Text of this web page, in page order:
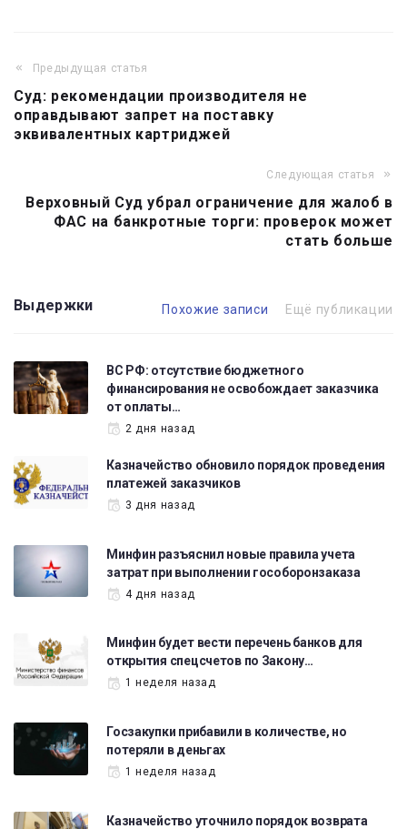
Навигация
по
записям
Предыдущая статья
Суд: рекомендации производителя не
оправдывают запрет на поставку
эквивалентных картриджей
Следующая статья
Верховный Суд убрал ограничение для жалоб в
ФАС на банкротные торги: проверок может
стать больше
Выдержки Похожие записи Ещё публикации
ВС РФ: отсутствие бюджетного
финансирования не освобождает заказчика
от оплаты…
2 дня назад
Казначейство обновило порядок проведения
платежей заказчиков
3 дня назад
Минфин разъяснил новые правила учета
затрат при выполнении гособоронзаказа
4 дня назад
Минфин будет вести перечень банков для
открытия спецсчетов по Закону…
1 неделя назад
Госзакупки прибавили в количестве, но
потеряли в деньгах
1 неделя назад
Казначейство уточнило порядок возврата